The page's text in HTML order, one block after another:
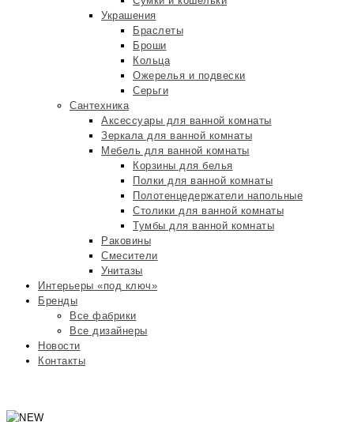
Украшения
Браслеты
Броши
Кольца
Ожерелья и подвески
Серьги
Сантехника
Аксессуары для ванной комнаты
Зеркала для ванной комнаты
Мебель для ванной комнаты
Корзины для белья
Полки для ванной комнаты
Полотенцедержатели напольные
Столики для ванной комнаты
Тумбы для ванной комнаты
Раковины
Смесители
Унитазы
Интерьеры «под ключ»
Бренды
Все фабрики
Все дизайнеры
Новости
Контакты